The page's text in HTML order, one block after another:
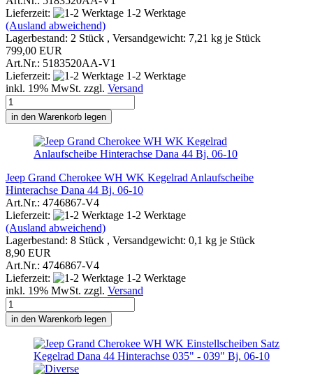
Lieferzeit:
1-2 Werktage
(Ausland abweichend)
Lagerbestand: 2 Stück , Versandgewicht: 7,21 kg je Stück
799,00 EUR
Art.Nr.: 5183520AA-V1
Lieferzeit:
1-2 Werktage
inkl. 19% MwSt. zzgl. Versand
in den Warenkorb legen
Jeep Grand Cherokee WH WK Kegelrad Anlaufscheibe
Hinterachse Dana 44 Bj. 06-10
Art.Nr.: 4746867-V4
Lieferzeit:
1-2 Werktage
(Ausland abweichend)
Lagerbestand: 8 Stück , Versandgewicht: 0,1 kg je Stück
8,90 EUR
Art.Nr.: 4746867-V4
Lieferzeit:
1-2 Werktage
inkl. 19% MwSt. zzgl. Versand
in den Warenkorb legen